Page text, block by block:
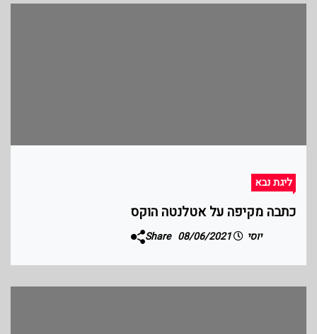
ליגת נבא
כתבה מקיפה על אטלנטה הוקס
יוסי Share